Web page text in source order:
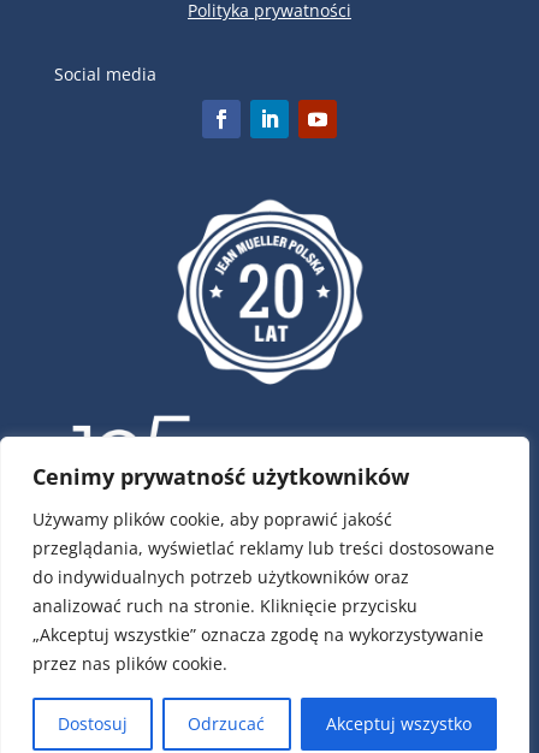
Cenimy prywatność użytkowników
Używamy plików cookie, aby poprawić jakość
przeglądania, wyświetlać reklamy lub treści dostosowane
do indywidualnych potrzeb użytkowników oraz
analizować ruch na stronie. Kliknięcie przycisku
„Akceptuj wszystkie” oznacza zgodę na wykorzystywanie
przez nas plików cookie.
Dostosuj Odrzucać Akceptuj wszystko
Polityka prywatności
Social media
ul. Krótka 4, 02-293 Warszawa
tel.:22 / 751 79 01
tel.:22 / 868 00 58
e-mail:info@jeanmueller.pl
EUR: 49 1140 1010 0000 2589 6400 1007